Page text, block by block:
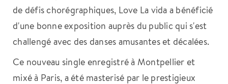
de défis chorégraphiques, Love La vida a bénéficié
d'une bonne exposition auprès du public qui s'est
challengé avec des danses amusantes et décalées.
Ce nouveau single enregistré à Montpellier et
mixé à Paris, a été masterisé par le prestigieux